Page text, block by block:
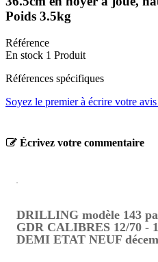
Poids 3.5kg
Référence
En stock 1 Produit
Références spécifiques
Soyez le premier à écrire votre
Écrivez votre commentaire
DRILLING modèle 143
GDR CALIBRES 12/70 -
DEMI ETAT NEUF